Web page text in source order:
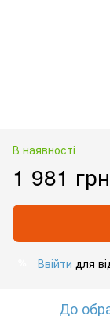
В наявності
1 981
Ввійти для
До